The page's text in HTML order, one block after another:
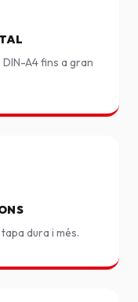
A4 fins a gran
dura i més.